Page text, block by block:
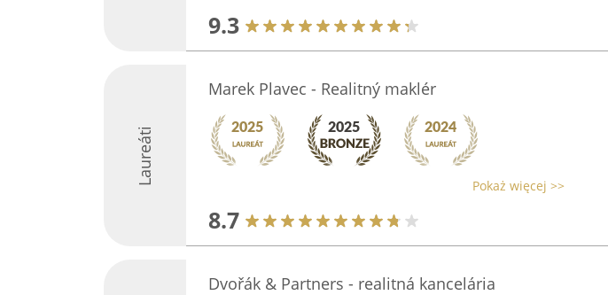
9.3
Laureáti
Marek Plavec - Realitný maklér
Pokaż więcej >>
8.7
Dvořák & Partners - realitná kancelária